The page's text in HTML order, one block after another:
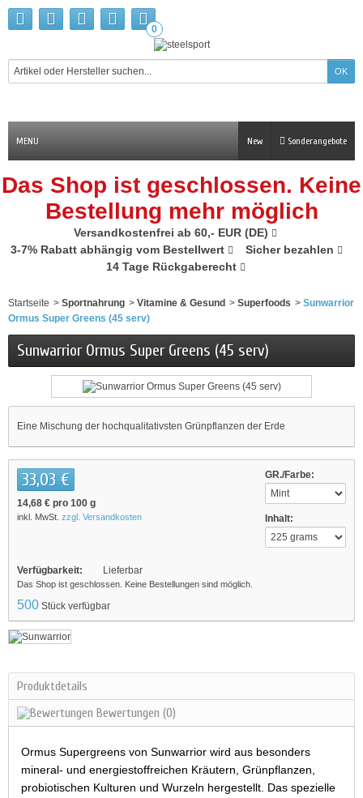
0
MENU Sonderangebote
New
Das Shop ist geschlossen. Keine
Bestellung mehr möglich
Versandkostenfrei ab 60,- EUR (DE)
3-7% Rabatt abhängig vom Bestellwert
Sicher bezahlen
14 Tage Rückgaberecht
Startseite > Sportnahrung > Vitamine & Gesund > Superfoods > Sunwarrior
Ormus Super Greens (45 serv)
Sunwarrior Ormus Super Greens (45 serv)
Eine Mischung der hochqualitativsten Grünpflanzen der Erde
GR./Farbe:
Inhalt:
33,03 €
14,68 € pro 100 g
inkl. MwSt. zzgl. Versandkosten
Verfügbarkeit: Lieferbar
Das Shop ist geschlossen. Keine Bestellungen sind möglich.
500 Stück verfügbar
Produktdetails
Bewertungen (0)
Ormus Supergreens von Sunwarrior wird aus besonders
mineral- und energiestoffreichen Kräutern, Grünpflanzen,
probiotischen Kulturen und Wurzeln hergestellt. Das spezielle